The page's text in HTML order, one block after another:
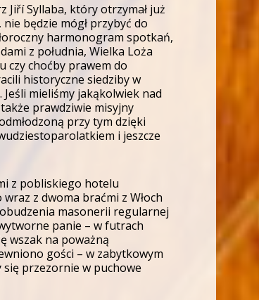
Jiří Syllaba, który otrzymał już
będzie mógł przybyć do
harmonogram spotkań,
z południa, Wielka Loża
czy choćby prawem do
historyczne siedziby w
mieliśmy jakąkolwiek nad
prawdziwie misyjny
przy tym dzięki
i jeszcze
z pobliskiego hotelu
z dwoma braćmi z Włoch
masonerii regularnej
panie – w futrach
wszak na poważną
gości – w zabytkowym
się przezornie w puchowe